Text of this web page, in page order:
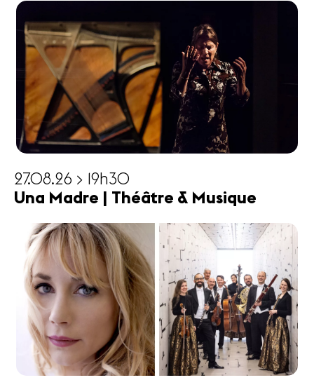
27.08.26 > 19h30
Una Madre | Théâtre & Musique